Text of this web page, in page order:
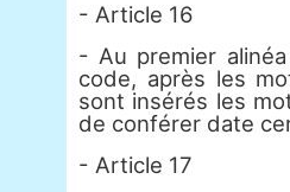
- Article 16
- Au premier
code, après les
sont insérés les
de conférer date
- Article 17